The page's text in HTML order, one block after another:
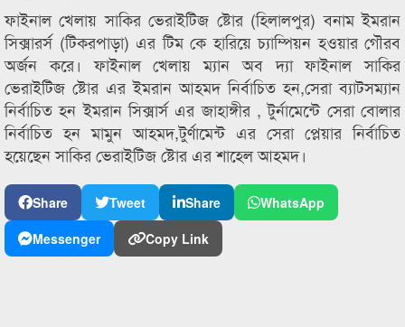
ফাইনাল খেলায় সাকির ভেরাইটিজ ষ্টোর (হিলালপুর) বনাম ইমরান
সিক্সারর্স (টিকরপাড়া) এর টিম কে হারিয়ে চ্যাম্পিয়ন হওয়ার গৌরব
অর্জন করে। ফাইনাল খেলায় ম্যান অব দ্যা ফাইনাল সাকির
ভেরাইটিজ ষ্টোর এর ইমরান আহমদ নির্বাচিত হন,সেরা ব্যাটসম্যান
নির্বাচিত হন ইমরান সিক্সার্স এর জাহাঙ্গীর , টুর্নামেন্টে সেরা বোলার
নির্বাচিত হন মামুন আহমদ,টুর্ণামেন্ট এর সেরা প্লেয়ার নির্বাচিত
হয়েছেন সাকির ভেরাইটিজ ষ্টোর এর শাহেল আহমদ।
Share Tweet Share
WhatsApp
Messenger
Copy Link